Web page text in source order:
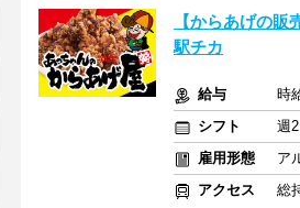
【からあげの
駅チカ
給与
時
シフト
週
雇用形態
ア
アクセス
総